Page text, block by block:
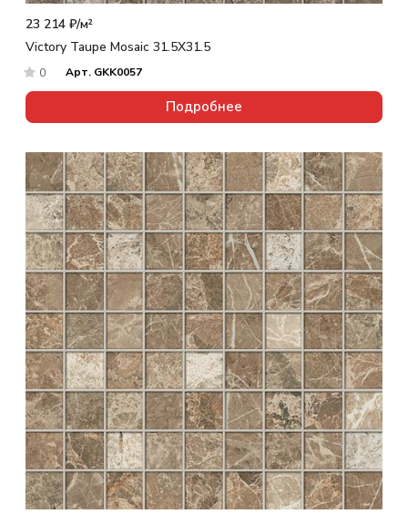
23 214 ₽/м²
Victory Taupe Mosaic 31.5X31.5
0 Арт. GKK0057
Подробнее